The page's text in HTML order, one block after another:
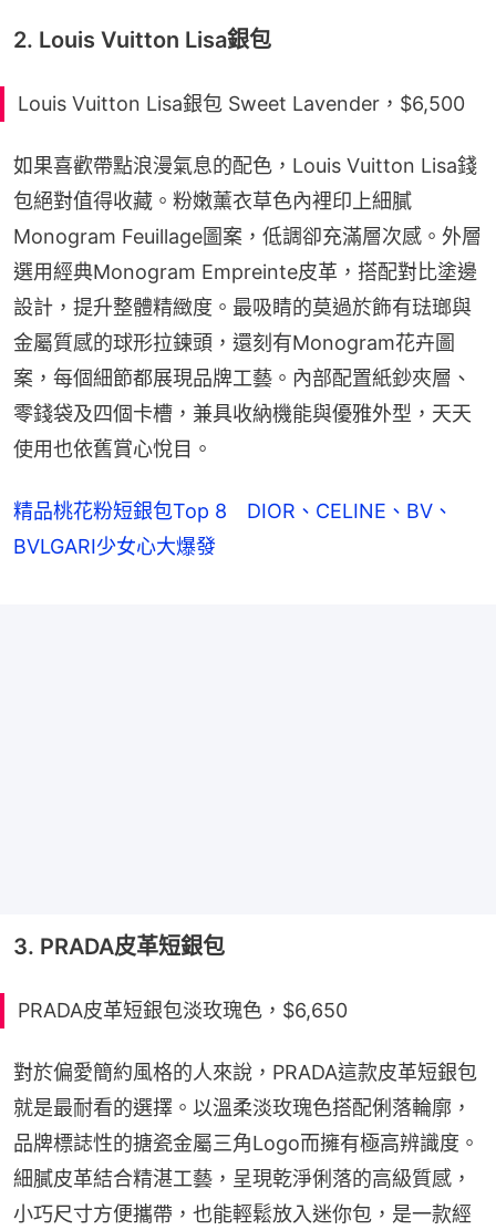
2. Louis Vuitton Lisa銀包
Louis Vuitton Lisa銀包 Sweet Lavender，$6,500
如果喜歡帶點浪漫氣息的配色，Louis Vuitton Lisa錢
包絕對值得收藏。粉嫩薰衣草色內裡印上細膩
Monogram Feuillage圖案，低調卻充滿層次感。外層
選用經典Monogram Empreinte皮革，搭配對比塗邊
設計，提升整體精緻度。最吸睛的莫過於飾有琺瑯與
金屬質感的球形拉鍊頭，還刻有Monogram花卉圖
案，每個細節都展現品牌工藝。內部配置紙鈔夾層、
零錢袋及四個卡槽，兼具收納機能與優雅外型，天天
使用也依舊賞心悅目。
精品桃花粉短銀包Top 8 DIOR、CELINE、BV、
BVLGARI少女心大爆發
3. PRADA皮革短銀包
PRADA皮革短銀包淡玫瑰色，$6,650
對於偏愛簡約風格的人來說，PRADA這款皮革短銀包
就是最耐看的選擇。以溫柔淡玫瑰色搭配俐落輪廓，
品牌標誌性的搪瓷金屬三角Logo而擁有極高辨識度。
細膩皮革結合精湛工藝，呈現乾淨俐落的高級質感，
小巧尺寸方便攜帶，也能輕鬆放入迷你包，是一款經